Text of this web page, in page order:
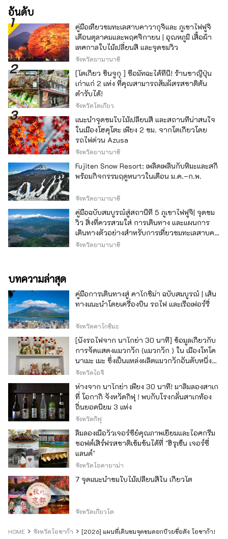
อันดับ
คู่มือเที่ยวชมทะเลสาบคาวากุจิและ ภูเขาไฟฟูจิ
เดือนตุลาคมและพฤศจิกายน | อุณหภูมิ เสื้อผ้า
เทศกาลใบไม้เปลี่ยนสี และจุดชมวิว
จังหวัดยามานาชิ
[โตเกียว ชินจูกุ ] ซื้อมัทฉะได้ที่นี่! ร้านชาญี่ปุ่น
เก่าแก่ 2 แห่ง ที่คุณสามารถสัมผัสรสชาติต้น
ตำรับได้!
จังหวัดโตเกียว
แนะนำจุดชมใบไม้เปลี่ยนสี และสถานที่น่าสนใจ
ในเมืองโฮคุโตะ เพียง 2 ชม. จากโตเกียวโดย
รถไฟด่วน Azusa
จังหวัดยามานาชิ
Fujiten Snow Resort: เพลิดเพลินกับหิมะและสกี
พร้อมกิจกรรมฤดูหนาวในเดือน ม.ค.–ก.พ.
จังหวัดยามานาชิ
คู่มือฉบับสมบูรณ์สู่สถานีที่ 5 ภูเขาไฟฟูจิ| จุดชม
วิว สิ่งที่ควรสวมใส่ การเดินทาง และแผนการ
เดินทางตัวอย่างสำหรับการเที่ยวชมทะเลสาบคา
วากุจิ
จังหวัดยามานาชิ
บทความล่าสุด
คู่มือการเดินทางสู่ คาโกชิม่า ฉบับสมบูรณ์ | เส้น
ทางแนะนำโดยเครื่องบิน รถไฟ และเรือเฟอร์รี่
จังหวัดคาโกชิมะ
[นั่งรถไฟจาก นาโกย่า 30 นาที] ข้อมูลเกี่ยวกับ
การจัดแสดงแมวกวัก (แมวกวัก ) ใน เมืองโทโค
นาเมะ เมะ ซึ่งเป็นแหล่งผลิตแมวกวักอันดับหนึ่ง
ของญี่ปุ่น
จังหวัดไอจิ
ห่างจาก นาโกย่า เพียง 30 นาที! มาลิ้มลองสาเก
ที่ โอกากิ จังหวัดกิฟุ ! พบกับโรงกลั่นสาเกท้อง
ถิ่นยอดนิยม 3 แห่ง
จังหวัดกิฟุ
ลิ้มลองเนื้อวัวเจอร์ซีย์คุณภาพเยี่ยมและไอศกรีม
ซอฟต์เสิร์ฟรสชาติเข้มข้นได้ที่ "ฮิรุเซ็น เจอร์ซี่
แลนด์"
จังหวัดโอคายาม่า
7 จุดแนะนำชมใบไม้เปลี่ยนสีใน เกียวโต
จังหวัดเกียวโต
HOME จังหวัดโอซาก้า [2026] แผนที่เดินชมจุดชมดอกบ๊วยชื่อดัง โอซาก้า!